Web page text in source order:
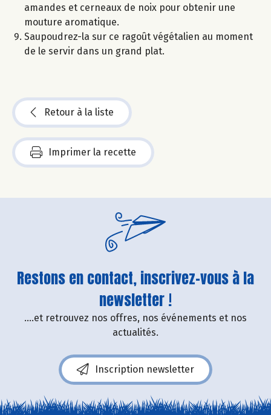
amandes et cerneaux de noix pour obtenir une
mouture aromatique.
Saupoudrez-la sur ce ragoût végétalien au moment
de le servir dans un grand plat.
Retour à la liste
Imprimer la recette
Restons en contact, inscrivez-vous à la
newsletter !
....et retrouvez nos offres, nos événements et nos
actualités.
Inscription newsletter